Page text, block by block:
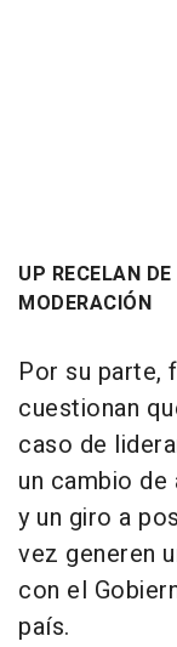
UP RECELAN
MODERACIÓN
Por su parte,
cuestionan
caso de
un cambio
y un giro a
vez generen
con el
país.